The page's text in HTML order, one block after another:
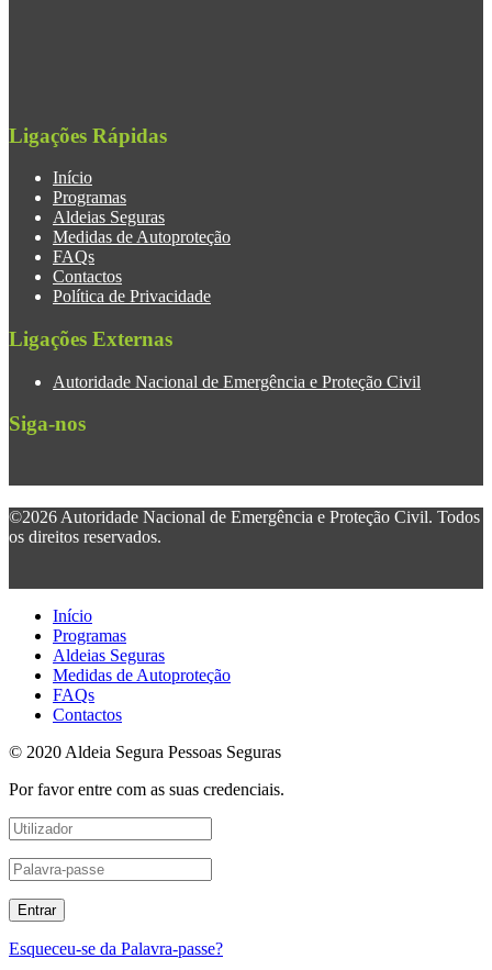
Ligações Rápidas
Início
Programas
Aldeias Seguras
Medidas de Autoproteção
FAQs
Contactos
Política de Privacidade
Ligações Externas
Autoridade Nacional de Emergência e Proteção Civil
Siga-nos
©2026 Autoridade Nacional de Emergência e Proteção Civil. Todos
os direitos reservados.
Início
Programas
Aldeias Seguras
Medidas de Autoproteção
FAQs
Contactos
© 2020 Aldeia Segura Pessoas Seguras
Por favor entre com as suas credenciais.
Esqueceu-se da Palavra-passe?